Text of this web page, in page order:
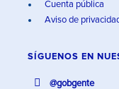
Cuenta pública
Aviso de
SÍGUENOS EN
@gobgente